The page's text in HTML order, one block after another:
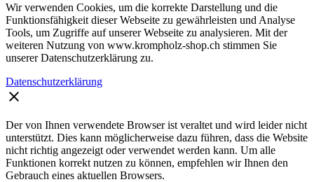
Wir verwenden Cookies, um die korrekte Darstellung und die
Funktionsfähigkeit dieser Webseite zu gewährleisten und Analyse
Tools, um Zugriffe auf unserer Webseite zu analysieren. Mit der
weiteren Nutzung von www.krompholz-shop.ch stimmen Sie
unserer Datenschutzerklärung zu.
Datenschutzerklärung
clear
Der von Ihnen verwendete Browser ist veraltet und wird leider nicht
unterstützt. Dies kann möglicherweise dazu führen, dass die Website
nicht richtig angezeigt oder verwendet werden kann. Um alle
Funktionen korrekt nutzen zu können, empfehlen wir Ihnen den
Gebrauch eines aktuellen Browsers.